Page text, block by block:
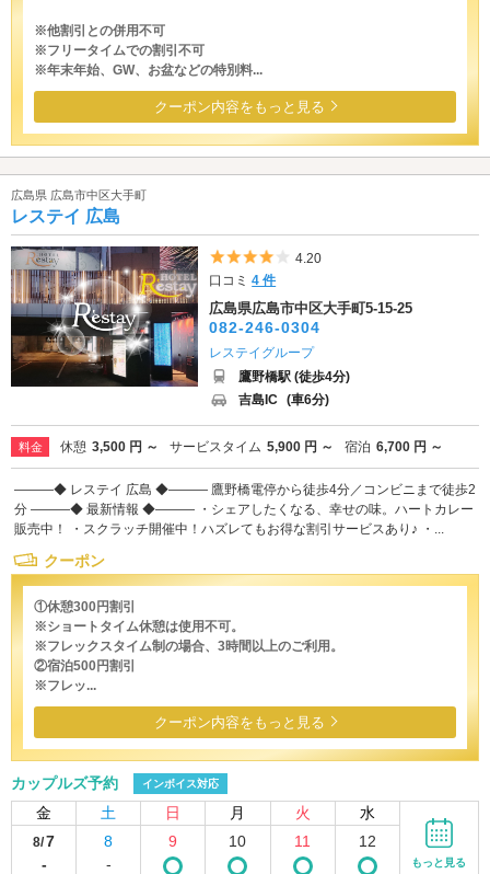
※他割引との併用不可
※フリータイムでの割引不可
※年末年始、GW、お盆などの特別料...
クーポン内容をもっと見る
広島県 広島市中区大手町
レステイ 広島
5つ星のうち4
4.20
口コミ4 件
広島県広島市中区大手町5-15-25
082-246-0304
レステイグループ
鷹野橋駅 (徒歩4分)
吉島IC (車6分)
料金 休憩 3,500 円 ～ サービスタイム 5,900 円 ～ 宿泊 6,700 円 ～
―――◆ レステイ 広島 ◆――― 鷹野橋電停から徒歩4分／コンビニまで徒歩2
分 ―――◆ 最新情報 ◆――― ・シェアしたくなる、幸せの味。ハートカレー
販売中！ ・スクラッチ開催中！ハズレてもお得な割引サービスあり♪ ・...
クーポン
①休憩300円割引
※ショートタイム休憩は使用不可。
※フレックスタイム制の場合、3時間以上のご利用。
②宿泊500円割引
※フレッ...
クーポン内容をもっと見る
カップルズ予約 インボイス対応
金 土 日 月 火 水
8/7
-
8
-
9 10 11 12
もっと見る